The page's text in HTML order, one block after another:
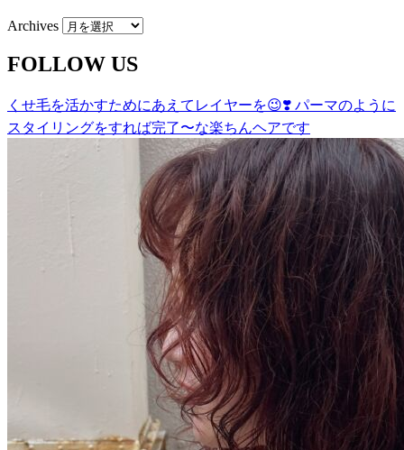
Archives
FOLLOW US
くせ毛を活かすためにあえてレイヤーを😉❣️ パーマのように
スタイリングをすれば完了〜な楽ちんヘアです